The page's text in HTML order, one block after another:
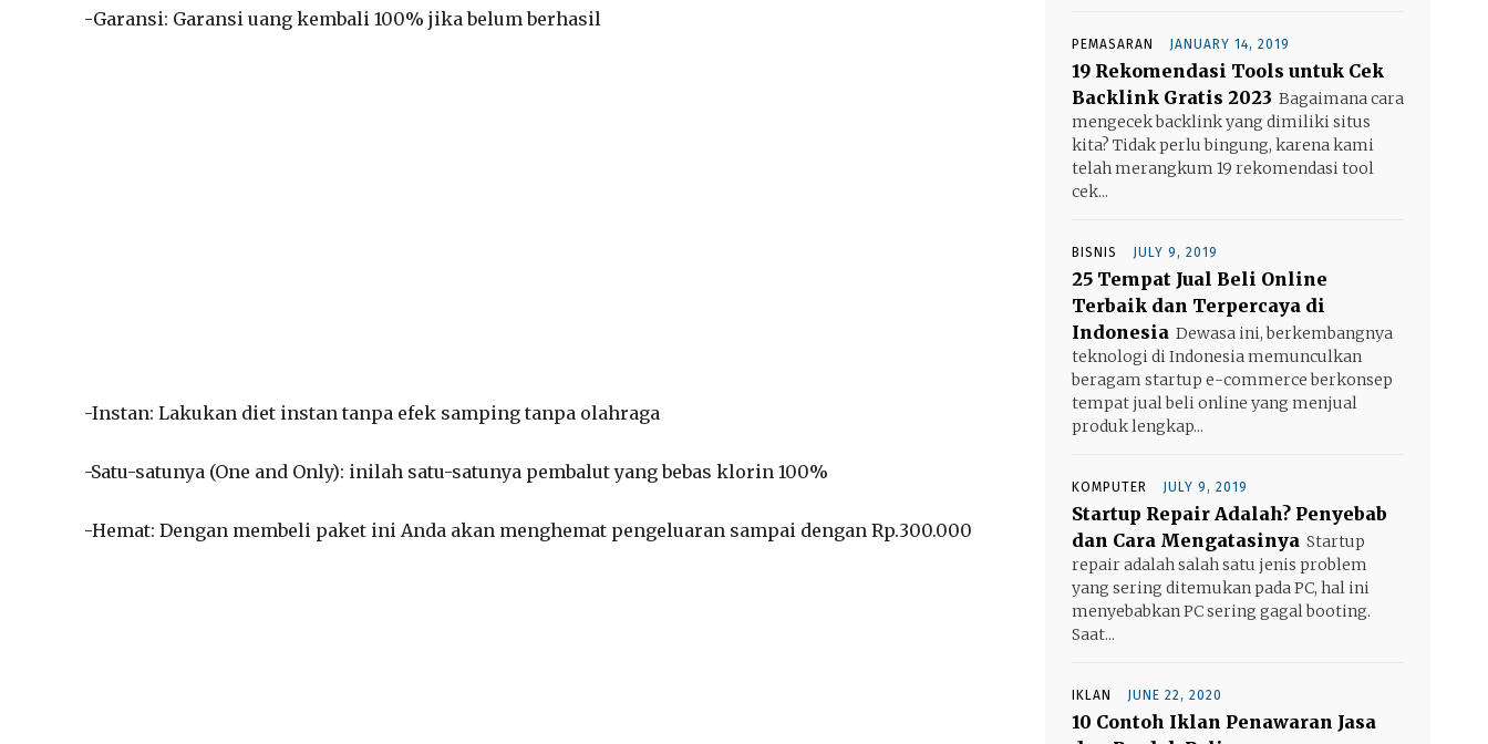
-Garansi: Garansi uang kembali 100% jika belum berhasil
-Instan: Lakukan diet instan tanpa efek samping tanpa olahraga
-Satu-satunya (One and Only): inilah satu-satunya pembalut yang bebas klorin 100%
-Hemat: Dengan membeli paket ini Anda akan menghemat pengeluaran sampai dengan Rp.300.000
PEMASARAN JANUARY 14, 2019
19 Rekomendasi Tools untuk Cek
Backlink Gratis 2023 Bagaimana cara
mengecek backlink yang dimiliki situs
kita? Tidak perlu bingung, karena kami
telah merangkum 19 rekomendasi tool
cek...
BISNIS JULY 9, 2019
25 Tempat Jual Beli Online
Terbaik dan Terpercaya di
Indonesia Dewasa ini, berkembangnya
teknologi di Indonesia memunculkan
beragam startup e-commerce berkonsep
tempat jual beli online yang menjual
produk lengkap...
KOMPUTER JULY 9, 2019
Startup Repair Adalah? Penyebab
dan Cara Mengatasinya Startup
repair adalah salah satu jenis problem
yang sering ditemukan pada PC, hal ini
menyebabkan PC sering gagal booting.
Saat...
IKLAN JUNE 22, 2020
10 Contoh Iklan Penawaran Jasa